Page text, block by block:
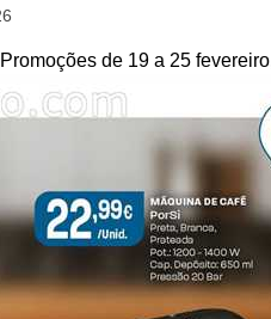
de 19 a 25 fevereiro,